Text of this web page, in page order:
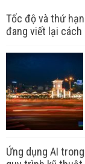
Tốc độ và thứ
đang viết lại cách
Ứng dụng AI